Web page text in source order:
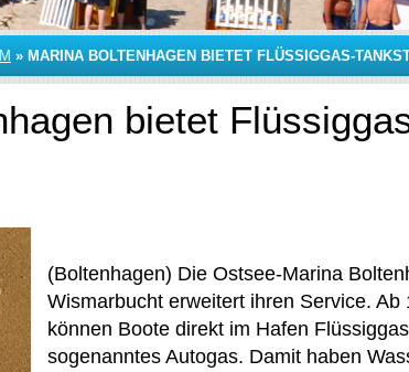
» MARINA BOLTENHAGEN BIETET FLÜSSIGGAS-
bietet
(Boltenhagen) Die Ostsee-Marina
Wismarbucht erweitert ihren Service. Ab
können Boote direkt im Hafen
sogenanntes Autogas. Damit haben